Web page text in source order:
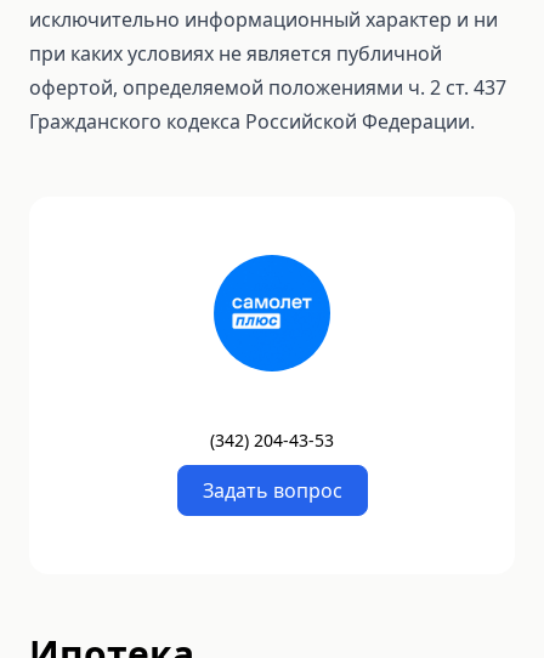
исключительно информационный характер и ни
при каких условиях не является публичной
офертой, определяемой положениями ч. 2 ст. 437
Гражданского кодекса Российской Федерации.
(342) 204-43-53
Задать вопрос